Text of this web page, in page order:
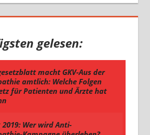
gelesen: